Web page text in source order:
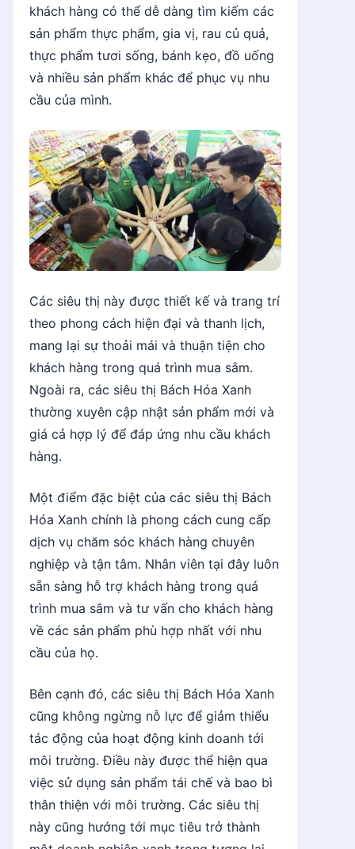
khách hàng có thể dễ dàng tìm kiếm các
sản phẩm thực phẩm, gia vị, rau củ quả,
thực phẩm tươi sống, bánh kẹo, đồ uống
và nhiều sản phẩm khác để phục vụ nhu
cầu của mình.
Các siêu thị này được thiết kế và trang trí
theo phong cách hiện đại và thanh lịch,
mang lại sự thoải mái và thuận tiện cho
khách hàng trong quá trình mua sắm.
Ngoài ra, các siêu thị Bách Hóa Xanh
thường xuyên cập nhật sản phẩm mới và
giá cả hợp lý để đáp ứng nhu cầu khách
hàng.
Một điểm đặc biệt của các siêu thị Bách
Hóa Xanh chính là phong cách cung cấp
dịch vụ chăm sóc khách hàng chuyên
nghiệp và tận tâm. Nhân viên tại đây luôn
sẵn sàng hỗ trợ khách hàng trong quá
trình mua sắm và tư vấn cho khách hàng
về các sản phẩm phù hợp nhất với nhu
cầu của họ.
Bên cạnh đó, các siêu thị Bách Hóa Xanh
cũng không ngừng nỗ lực để giảm thiểu
tác động của hoạt động kinh doanh tới
môi trường. Điều này được thể hiện qua
việc sử dụng sản phẩm tái chế và bao bì
thân thiện với môi trường. Các siêu thị
này cũng hướng tới mục tiêu trở thành